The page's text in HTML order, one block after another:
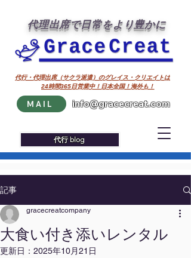
代理出席で日常をより豊かに
代行 blog
24時間365日営業中！日本全国！海外も！
代行・代理出席（サクラ派遣）のグレイス・クリエイトは
MAIL info@gracecreat.com
記事
大食い付き添いレンタル
gracecreatcompany
更新日： 2025年10月21日